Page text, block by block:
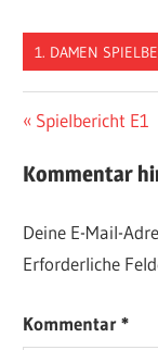
1. DAMEN
Beitragsnavigation
Vorheriger
Spielbericht E1
Kommentar
Deine E-Mail-
Erforderliche
Kommentar*